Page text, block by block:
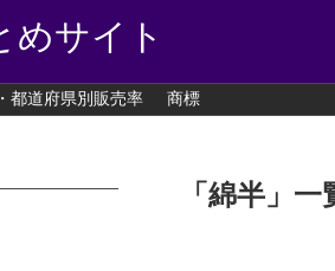
めサイト
都道府県別販売率 商標
「 綿半 」 一